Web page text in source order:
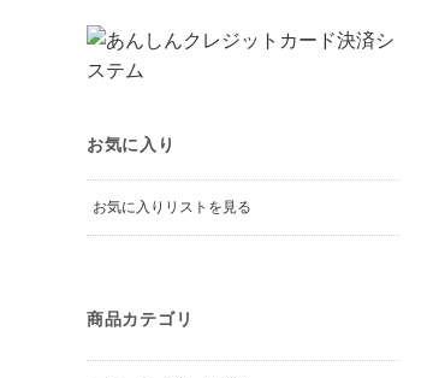
お気に入り
お気に入りリストを見る
商品カテゴリ